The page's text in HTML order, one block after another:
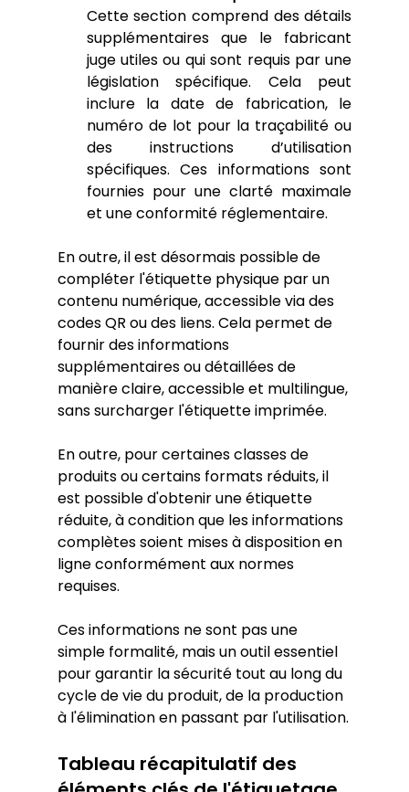
Cette section comprend des détails
supplémentaires que le fabricant
juge utiles ou qui sont requis par une
législation spécifique. Cela peut
inclure la date de fabrication, le
numéro de lot pour la traçabilité ou
des instructions d’utilisation
spécifiques. Ces informations sont
fournies pour une clarté maximale
et une conformité réglementaire.
En outre, il est désormais possible de
compléter l'étiquette physique par un
contenu numérique, accessible via des
codes QR ou des liens. Cela permet de
fournir des informations
supplémentaires ou détaillées de
manière claire, accessible et multilingue,
sans surcharger l'étiquette imprimée.
En outre, pour certaines classes de
produits ou certains formats réduits, il
est possible d'obtenir une étiquette
réduite, à condition que les informations
complètes soient mises à disposition en
ligne conformément aux normes
requises.
Ces informations ne sont pas une
simple formalité, mais un outil essentiel
pour garantir la sécurité tout au long du
cycle de vie du produit, de la production
à l'élimination en passant par l'utilisation.
Tableau récapitulatif des